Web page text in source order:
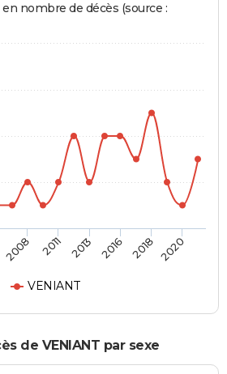
nombre de décès (source :
VENIANT
2008 2011 2013 2016 2018 2020
de VENIANT par sexe